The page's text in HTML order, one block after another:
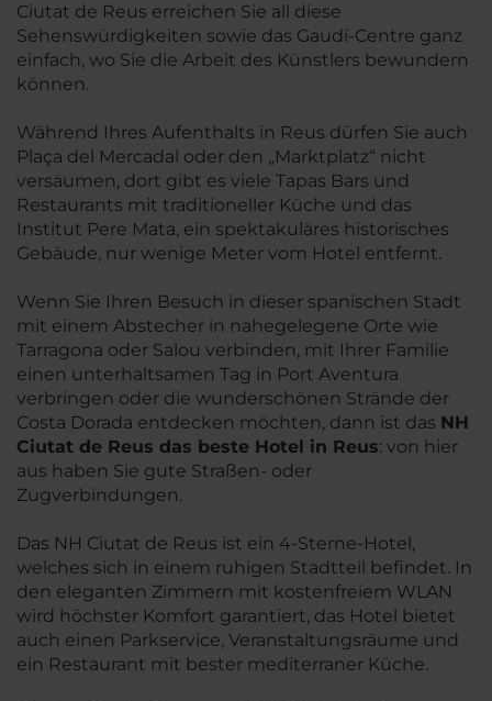
Ciutat de Reus erreichen Sie all diese
Sehenswürdigkeiten sowie das Gaudí-Centre ganz
einfach, wo Sie die Arbeit des Künstlers bewundern
können.
Während Ihres Aufenthalts in Reus dürfen Sie auch
Plaça del Mercadal oder den „Marktplatz“ nicht
versäumen, dort gibt es viele Tapas Bars und
Restaurants mit traditioneller Küche und das
Institut Pere Mata, ein spektakuläres historisches
Gebäude, nur wenige Meter vom Hotel entfernt.
Wenn Sie Ihren Besuch in dieser spanischen Stadt
mit einem Abstecher in nahegelegene Orte wie
Tarragona oder Salou verbinden, mit Ihrer Familie
einen unterhaltsamen Tag in Port Aventura
verbringen oder die wunderschönen Strände der
Costa Dorada entdecken möchten, dann ist das NH
Ciutat de Reus das beste Hotel in Reus: von hier
aus haben Sie gute Straßen- oder
Zugverbindungen.
Das NH Ciutat de Reus ist ein 4-Sterne-Hotel,
welches sich in einem ruhigen Stadtteil befindet. In
den eleganten Zimmern mit kostenfreiem WLAN
wird höchster Komfort garantiert, das Hotel bietet
auch einen Parkservice, Veranstaltungsräume und
ein Restaurant mit bester mediterraner Küche.